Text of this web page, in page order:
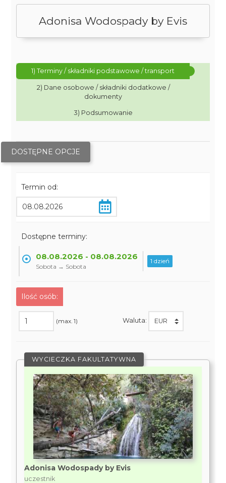
Adonisa Wodospady by Evis
1) Terminy / składniki podstawowe / transport
2) Dane osobowe / składniki dodatkowe /
dokumenty
3) Podsumowanie
DOSTĘPNE OPCJE
Termin od:
Dostępne terminy:
08.08.2026 - 08.08.2026
Sobota → Sobota
1 dzień
Ilość osób:
(max. 1) Waluta:
WYCIECZKA FAKULTATYWNA
Adonisa Wodospady by Evis
uczestnik